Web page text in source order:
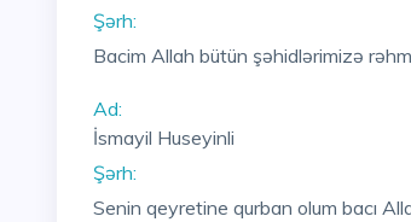
Şərh:
Bacim Allah bütün şəhidlərimizə
Ad:
İsmayil Huseyinli
Şərh:
Senin qeyretine qurban olum bacı